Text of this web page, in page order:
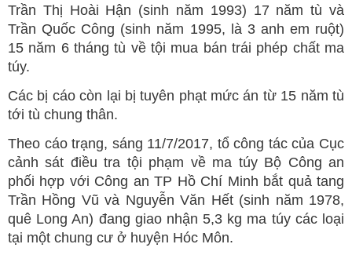
Trần Thị Hoài Hận (sinh năm 1993) 17 năm tù và
Trần Quốc Công (sinh năm 1995, là 3 anh em ruột)
15 năm 6 tháng tù về tội mua bán trái phép chất ma
túy.
Các bị cáo còn lại bị tuyên phạt mức án từ 15 năm tù
tới tù chung thân.
Theo cáo trạng, sáng 11/7/2017, tổ công tác của Cục
cảnh sát điều tra tội phạm về ma túy Bộ Công an
phối hợp với Công an TP Hồ Chí Minh bắt quả tang
Trần Hồng Vũ và Nguyễn Văn Hết (sinh năm 1978,
quê Long An) đang giao nhận 5,3 kg ma túy các loại
tại một chung cư ở huyện Hóc Môn.